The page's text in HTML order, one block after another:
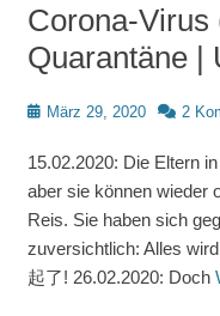
Corona-Virus
Quarantäne |
PostedMärz 29, 2020 2
15.02.2020: Die Eltern
aber sie können wieder
Reis. Sie haben sich
zuversichtlich: Alles
起了! 26.02.2020: Doch